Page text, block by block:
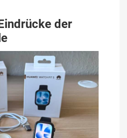
der